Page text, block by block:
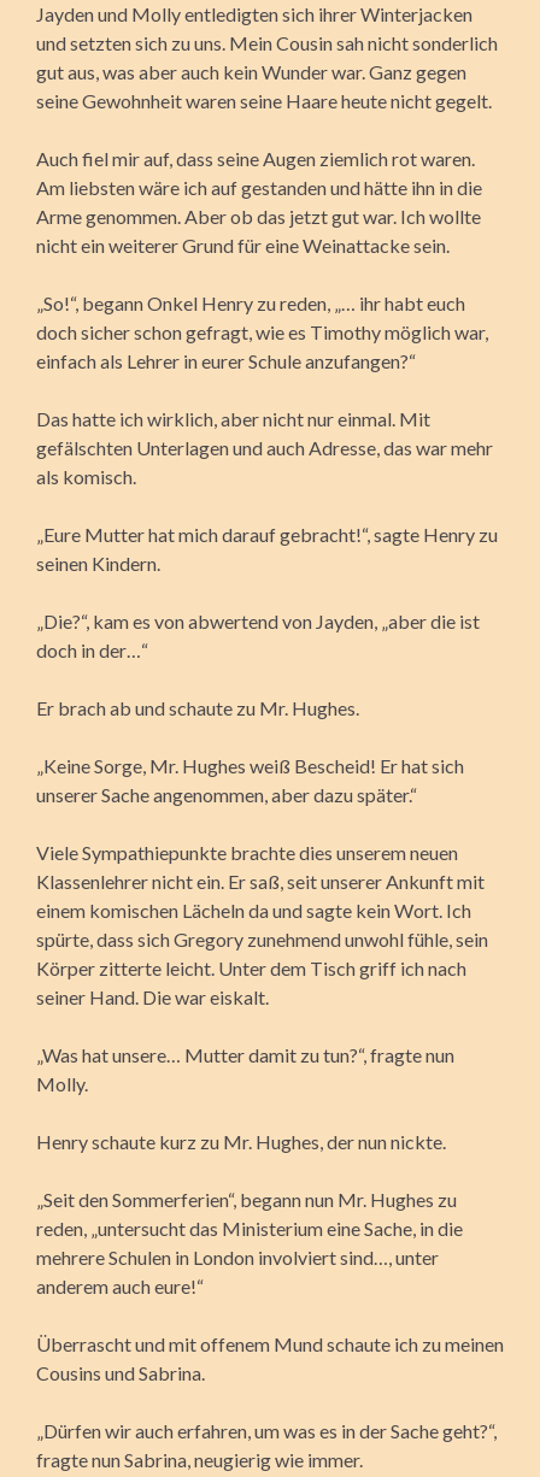
Jayden und Molly entledigten sich ihrer Winterjacken
und setzten sich zu uns. Mein Cousin sah nicht sonderlich
gut aus, was aber auch kein Wunder war. Ganz gegen
seine Gewohnheit waren seine Haare heute nicht gegelt.
Auch fiel mir auf, dass seine Augen ziemlich rot waren.
Am liebsten wäre ich auf gestanden und hätte ihn in die
Arme genommen. Aber ob das jetzt gut war. Ich wollte
nicht ein weiterer Grund für eine Weinattacke sein.
„So!“, begann Onkel Henry zu reden, „… ihr habt euch
doch sicher schon gefragt, wie es Timothy möglich war,
einfach als Lehrer in eurer Schule anzufangen?“
Das hatte ich wirklich, aber nicht nur einmal. Mit
gefälschten Unterlagen und auch Adresse, das war mehr
als komisch.
„Eure Mutter hat mich darauf gebracht!“, sagte Henry zu
seinen Kindern.
„Die?“, kam es von abwertend von Jayden, „aber die ist
doch in der…“
Er brach ab und schaute zu Mr. Hughes.
„Keine Sorge, Mr. Hughes weiß Bescheid! Er hat sich
unserer Sache angenommen, aber dazu später.“
Viele Sympathiepunkte brachte dies unserem neuen
Klassenlehrer nicht ein. Er saß, seit unserer Ankunft mit
einem komischen Lächeln da und sagte kein Wort. Ich
spürte, dass sich Gregory zunehmend unwohl fühle, sein
Körper zitterte leicht. Unter dem Tisch griff ich nach
seiner Hand. Die war eiskalt.
„Was hat unsere… Mutter damit zu tun?“, fragte nun
Molly.
Henry schaute kurz zu Mr. Hughes, der nun nickte.
„Seit den Sommerferien“, begann nun Mr. Hughes zu
reden, „untersucht das Ministerium eine Sache, in die
mehrere Schulen in London involviert sind…, unter
anderem auch eure!“
Überrascht und mit offenem Mund schaute ich zu meinen
Cousins und Sabrina.
„Dürfen wir auch erfahren, um was es in der Sache geht?“,
fragte nun Sabrina, neugierig wie immer.